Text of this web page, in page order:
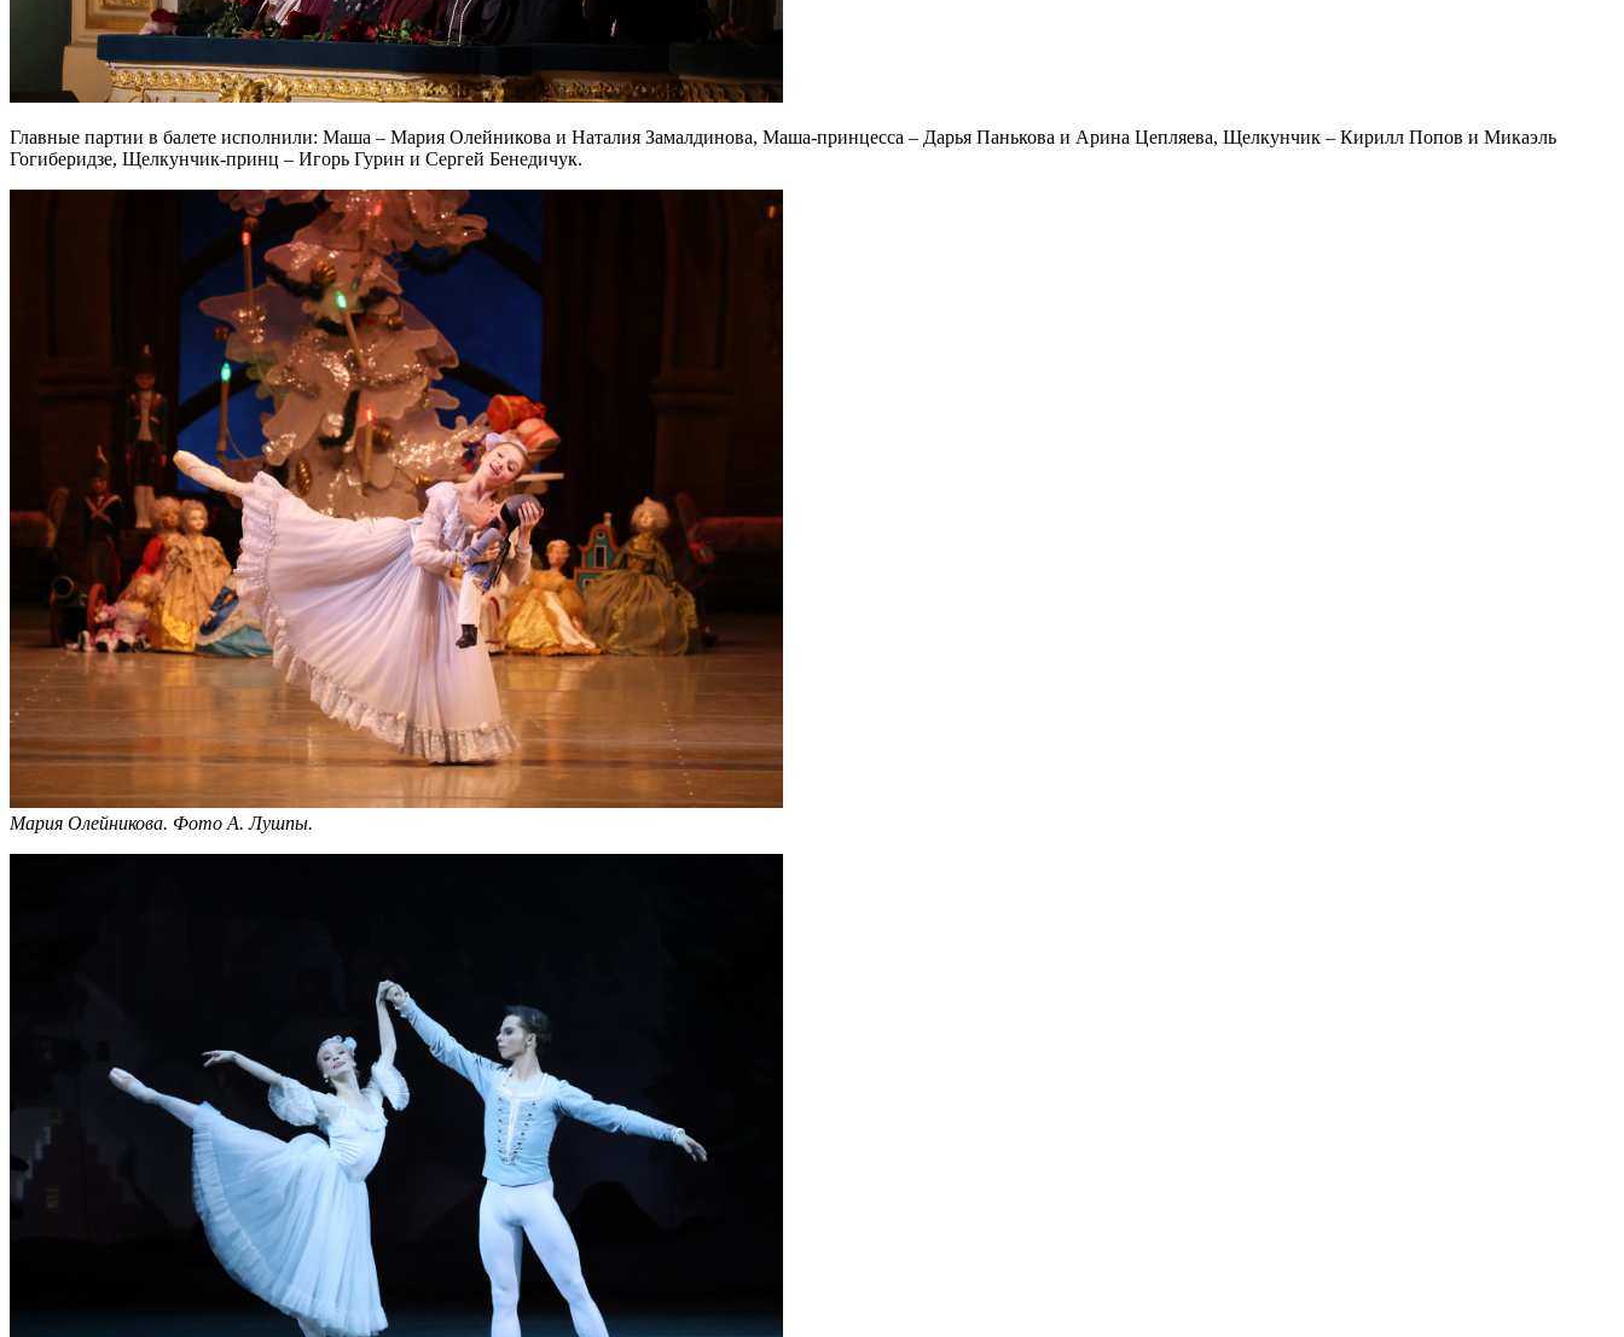
Главные партии в балете исполнили: Маша – Мария Олейникова и Наталия Замалдинова, Маша-принцесса – Дарья Панькова и Арина Цепляева, Щелкунчик – Кирилл Попов и Микаэль
Гогиберидзе, Щелкунчик-принц – Игорь Гурин и Сергей Бенедичук.
Мария Олейникова. Фото А. Лушпы.